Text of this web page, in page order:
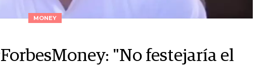
MONEY
"No festejaría el